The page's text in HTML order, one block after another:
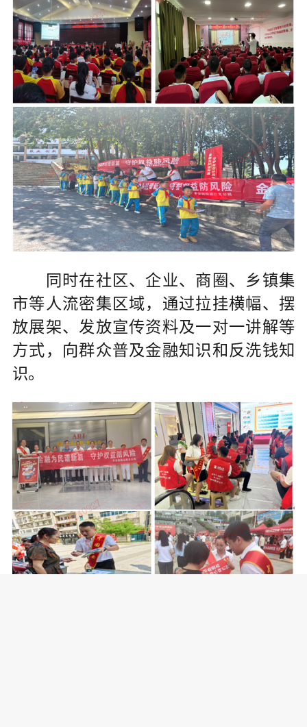
同时在社区、企业、商圈、乡镇集
市等人流密集区域，通过拉挂横幅、摆
放展架、发放宣传资料及一对一讲解等
方式，向群众普及金融知识和反洗钱知
识。